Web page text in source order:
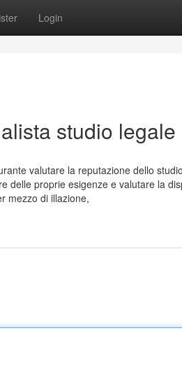
Login
studio
valutare la reputazione dello
delle proprie esigenze e valutare la
mezzo di illazione,